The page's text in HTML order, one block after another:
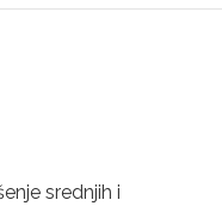
srednjih i